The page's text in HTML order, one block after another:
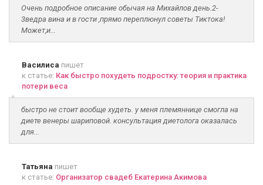
Очень подробное описание обычая на Михайлов день.2-
3ведра вина и в гости ,прямо переплюнул советы Тиктока!
Может,и...
Василиса пишет
к статье: Как быстро похудеть подростку: теория и практика
потери веса
быстро не стоит вообще худеть. у меня племяннице смогла на
диете венеры шариповой. консультация диетолога оказалась
для...
Татьяна пишет
к статье: Организатор свадеб Екатерина Акимова